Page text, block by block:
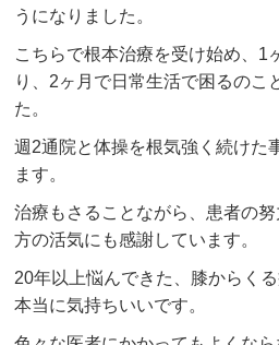
うになりました。
こちらで根本治療を受け始め、1
り、2ヶ月で日常生活で困るのこ
た。
週2通院と体操を根気強く続けた
ます。
治療もさることながら、患者の
方の活気にも感謝しています。
20年以上悩んできた、膝からく
本当に気持ちいいです。